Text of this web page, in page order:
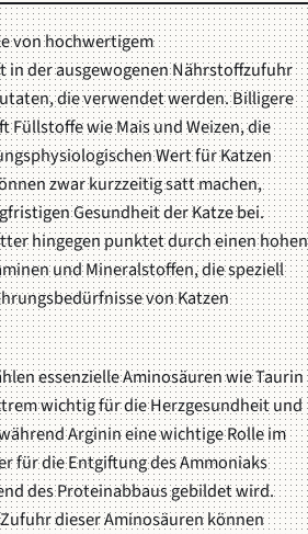
von hochwertigem
der ausgewogenen Nährstoffzufuhr
die verwendet werden. Billigere
wie Mais und Weizen, die
Wert für Katzen
zwar kurzzeitig satt machen,
Gesundheit der Katze bei.
hingegen punktet durch einen hohen
und Mineralstoffen, die speziell
von Katzen
essenzielle Aminosäuren wie Taurin
wichtig für die Herzgesundheit und
Arginin eine wichtige Rolle im
für die Entgiftung des Ammoniaks
des Proteinabbaus gebildet wird.
dieser Aminosäuren können